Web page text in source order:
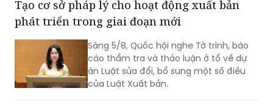
Tạo cơ sở pháp lý cho hoạt động xuất bản
phát triển trong giai đoạn mới
Sáng 5/8, Quốc hội nghe Tờ trình, báo
cáo thẩm tra và thảo luận ở tổ về dự
án Luật sửa đổi, bổ sung một số điều
của Luật Xuất bản.